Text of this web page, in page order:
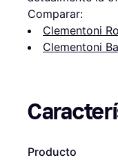
Comparar:
Clementoni
Clementoni
Producto